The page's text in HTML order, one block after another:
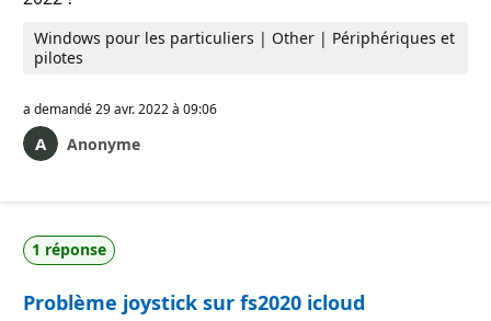
Windows pour les particuliers | Other | Périphériques et
pilotes
a demandé29 avr. 2022 à 09:06
Anonyme
1 réponse
Problème joystick sur fs2020 icloud